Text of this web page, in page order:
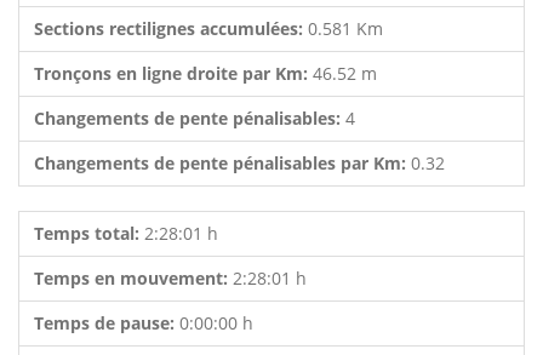
Sections rectilignes accumulées: 0.581 Km
Tronçons en ligne droite par Km: 46.52 m
Changements de pente pénalisables: 4
Changements de pente pénalisables par Km: 0.32
Temps total: 2:28:01 h
Temps en mouvement: 2:28:01 h
Temps de pause: 0:00:00 h